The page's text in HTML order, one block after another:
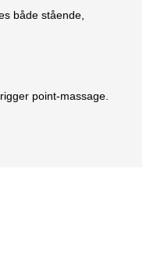
både stående,
point-massage.